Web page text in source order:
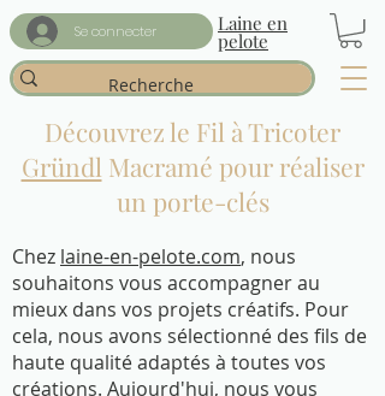
Se connecter Laine en
pelote
Découvrez le Fil à Tricoter
Gründl Macramé pour réaliser
un porte-clés
Chez laine-en-pelote.com, nous
souhaitons vous accompagner au
mieux dans vos projets créatifs. Pour
cela, nous avons sélectionné des fils de
haute qualité adaptés à toutes vos
créations. Aujourd'hui, nous vous